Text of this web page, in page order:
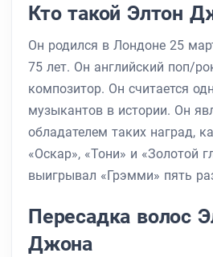
Кто такой Элтон
Он родился в Лондоне 25
75 лет. Он английский поп/
композитор. Он считается
музыкантов в истории. Он
обладателем таких наград,
«Оскар», «Тони» и «Золотой
выигрывал «Грэмми» пять
Пересадка волос
Джона